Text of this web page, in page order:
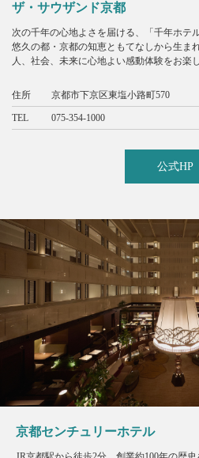
ザ・サウザンド京都
次の千年の心地よさを届ける、「千年ホテル
悠久の都・京都の知恵ともてなしから生まれ
人、社会、未来に心地よい感動体験をお楽
住所 京都市下京区東塩小路町570
TEL 075-354-1000
公式HP
京都センチュリーホテル